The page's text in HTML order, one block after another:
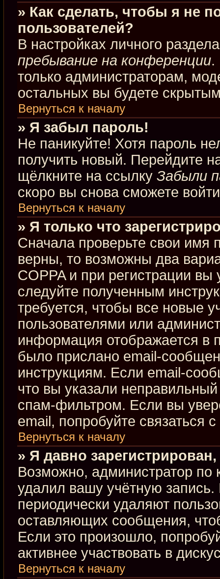
» Как сделать, чтобы я не
пользователей?
В настройках личного
пребывание на конференции.
только администраторам,
остальных вы будете
Вернуться к началу
» Я забыл пароль!
Не паникуйте! Хотя пароль
получить новый. Перейдите
щёлкните на ссылку Забыли
скоро вы снова сможете
Вернуться к началу
» Я только что
Сначала проверьте свои имя
верны, то возможны два
COPPA и при регистрации
следуйте полученным
требуется, чтобы все новые
пользователями или
информация отображается в
было прислано email-
инструкциям. Если email-
что вы указали
спам-фильтром. Если вы
email, попробуйте связаться
Вернуться к началу
» Я давно
Возможно, администратор по
удалил вашу учётную
периодически удаляют
оставляющих сообщения,
Если это произошло,
активнее участвовать в
Вернуться к началу